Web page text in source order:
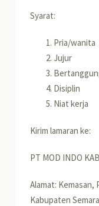
Syarat:
Pria/wanita
Jujur
Disiplin
Niat kerja
Kirim lamaran ke:
PT MOD INDO
Alamat: Kemasan,
Kabupaten